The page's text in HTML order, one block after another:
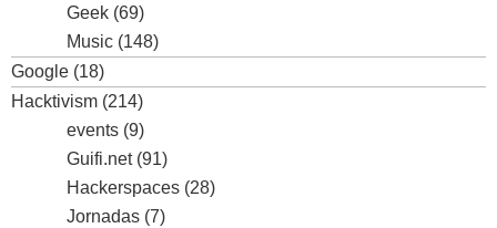
Geek (69)
Music (148)
Google (18)
Hacktivism (214)
events (9)
Guifi.net(91)
Hackerspaces (28)
Jornadas (7)